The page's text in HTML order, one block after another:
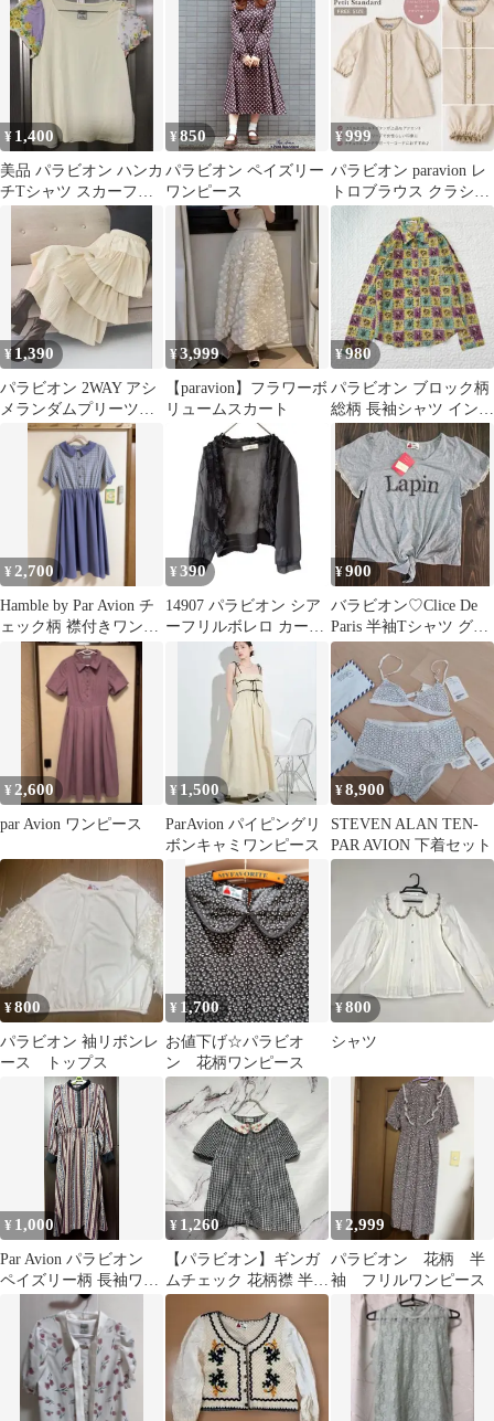
¥ 1,400
美品 パラビオン ハンカ
チTシャツ スカーフ柄
¥850
パラビオン ペイズリー
ワンピース
¥999
パラビオン paravion レ
トロブラウス クラシカ
ル ベージュ パフスリー
¥ 1,390
パラビオン 2WAY アシ
メランダムプリーツス
カート アイボリー (F)
¥3,999
【paravion】フラワーボ
リュームスカート
¥980
パラビオン ブロック柄
総柄 長袖シャツ インド
製 綿100% ONE
¥2,700
Hamble by Par Avion チ
ェック柄 襟付きワンピ
ース ブルー
¥ 390
14907 パラビオン シア
ーフリルボレロ カーデ
ィガン チャコールグレ
¥900
バラビオン♡Clice De
Paris 半袖Tシャツ グレ
ー 新品
¥ 2,600
par Avion ワンピース
¥ 1,500
ParAvion パイピングリ
ボンキャミワンピース
¥8,900
STEVEN ALAN TEN-
PAR AVION 下着セット
¥800
パラビオン 袖リボンレ
ース トップス
¥ 1,700
お値下げ☆パラビオ
ン 花柄ワンピース
¥800
シャツ
¥ 1,000
Par Avion パラビオン
ペイズリー柄 長袖ワン
¥ 1,260
【パラビオン】ギンガ
ムチェック 花柄襟 半袖
シャツ ブラウス
¥ 2,999
パラビオン 花柄 半
袖 フリルワンピース